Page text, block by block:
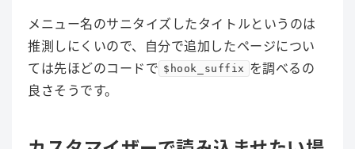
メニュー名のサニタイズしたタイトルというのは
推測しにくいので、自分で追加したページについ
ては先ほどのコードで $hook_suffix を調べるの
良さそうです。